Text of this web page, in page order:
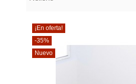
¡En oferta!
-35%
Nuevo